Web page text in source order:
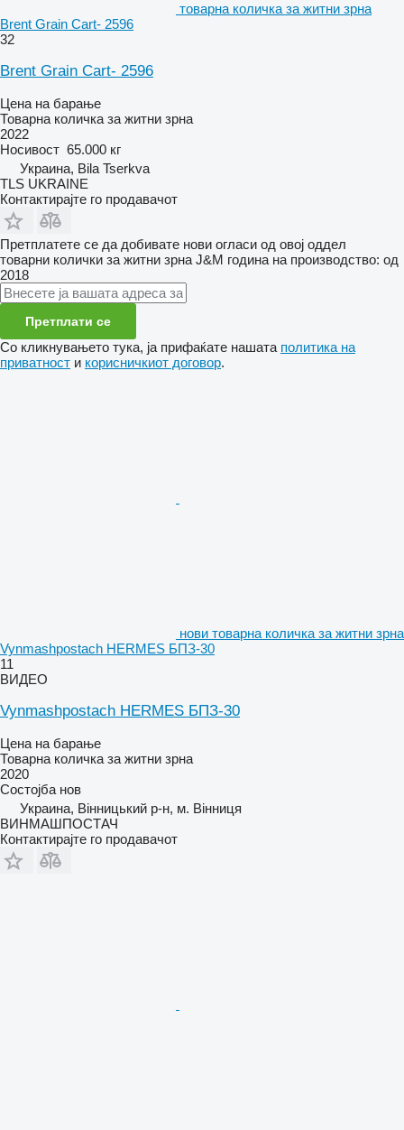
товарна количка за житни зрна
Brent Grain Cart- 2596
32
Brent Grain Cart- 2596
Цена на барање
Товарна количка за житни зрна
2022
Носивост 65.000 кг
Украина, Bila Tserkva
TLS UKRAINE
Контактирајте го продавачот
Претплатете се да добивате нови огласи од овој оддел
товарни колички за житни зрна J&M година на производство: од
2018
Претплати се
Со кликнувањето тука, ја прифаќате нашата политика на
приватност и корисничкиот договор.
нови товарна количка за житни зрна
Vynmashpostach HERMES БПЗ-30
11
ВИДЕО
Vynmashpostach HERMES БПЗ-30
Цена на барање
Товарна количка за житни зрна
2020
Состојба нов
Украина, Вінницький р-н, м. Вінниця
ВИНМАШПОСТАЧ
Контактирајте го продавачот